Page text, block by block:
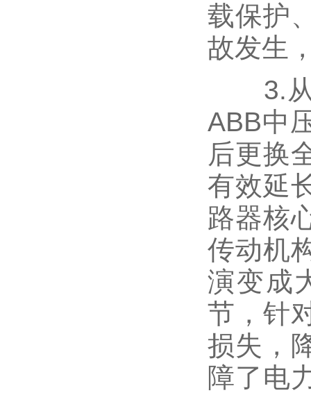
载保护
故发生
3.从
ABB中
后更换
有效延
路器核
传动机
演变成
节，针
损失，
障了电